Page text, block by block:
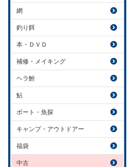
網
釣り餌
本・ＤＶＤ
補修・メイキング
ヘラ鮒
鮎
ボート・魚探
キャンプ・アウトドアー
福袋
中古